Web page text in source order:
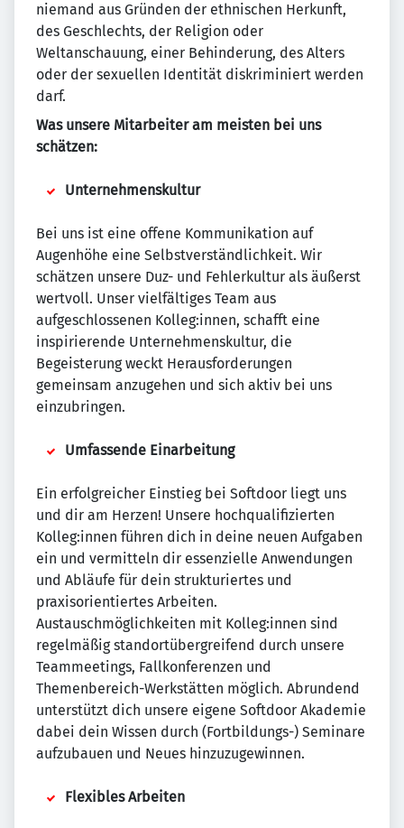
niemand aus Gründen der ethnischen Herkunft,
des Geschlechts, der Religion oder
Weltanschauung, einer Behinderung, des Alters
oder der sexuellen Identität diskriminiert werden
darf.
Was unsere Mitarbeiter am meisten bei uns
schätzen:
Unternehmenskultur
Bei uns ist eine offene Kommunikation auf
Augenhöhe eine Selbstverständlichkeit. Wir
schätzen unsere Duz- und Fehlerkultur als äußerst
wertvoll. Unser vielfältiges Team aus
aufgeschlossenen Kolleg:innen, schafft eine
inspirierende Unternehmenskultur, die
Begeisterung weckt Herausforderungen
gemeinsam anzugehen und sich aktiv bei uns
einzubringen.
Umfassende Einarbeitung
Ein erfolgreicher Einstieg bei Softdoor liegt uns
und dir am Herzen! Unsere hochqualifizierten
Kolleg:innen führen dich in deine neuen Aufgaben
ein und vermitteln dir essenzielle Anwendungen
und Abläufe für dein strukturiertes und
praxisorientiertes Arbeiten.
Austauschmöglichkeiten mit Kolleg:innen sind
regelmäßig standortübergreifend durch unsere
Teammeetings, Fallkonferenzen und
Themenbereich-Werkstätten möglich. Abrundend
unterstützt dich unsere eigene Softdoor Akademie
dabei dein Wissen durch (Fortbildungs-) Seminare
aufzubauen und Neues hinzuzugewinnen.
Flexibles Arbeiten